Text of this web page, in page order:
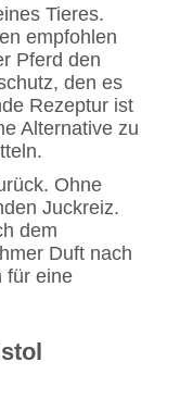
Tieres.
empfohlen
Pferd den
den es
Rezeptur ist
Alternative zu
Ohne
Juckreiz.
dem
Duft nach
für eine